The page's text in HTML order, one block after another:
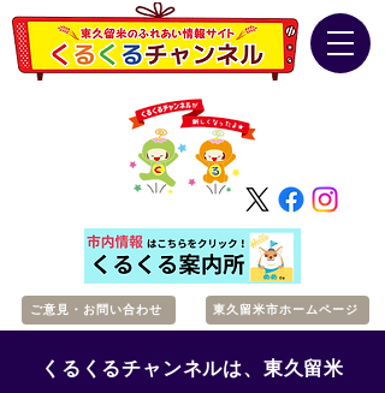
ご意見・お問い合わせ 東久留米市ホームページ
くるくるチャンネルは、東久留米